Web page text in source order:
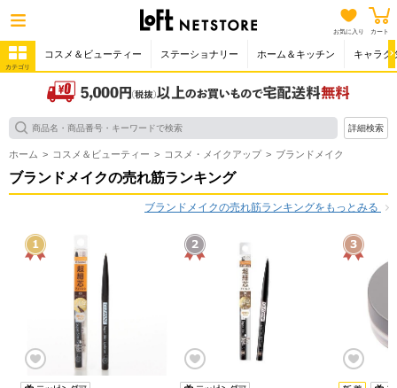
お気に入り カート
カテゴリ
コスメ＆ビューティー ステーショナリー ホーム＆キッチン キャラク
詳細検索
ホーム コスメ＆ビューティー コスメ・メイクアップ ブランドメイク
ブランドメイクの売れ筋ランキング
ブランドメイクの売れ筋ランキングをもっとみる